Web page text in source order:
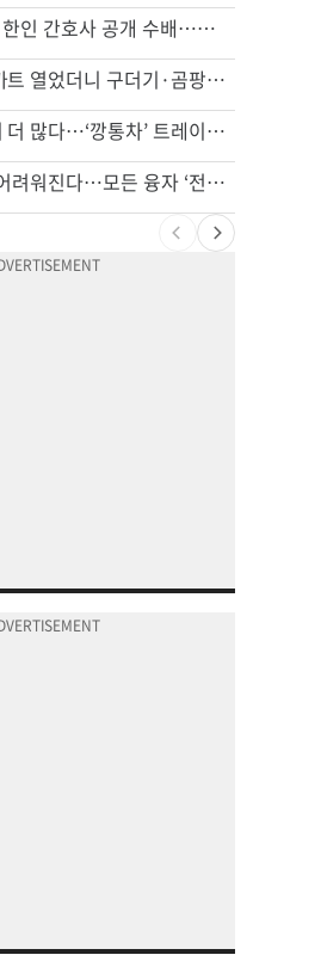
'14년째 도피' 한인 간호사 공개 수배…메디케어 사기 유죄
항공기 식기 카트 열었더니 구더기·곰팡이…LAX 기내식 업체 논란
차값보다 빚이 더 많다…‘깡통차’ 트레이드인 급증
콘도 사기 더 어려워진다…모든 융자 ‘전체 심사’